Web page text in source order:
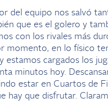
del equipo nos salvó
que es el golero y
con los rivales más
momento, en lo físico
estamos cargados los
minutos hoy.
estar en Cuartos de
hay que disfrutar.